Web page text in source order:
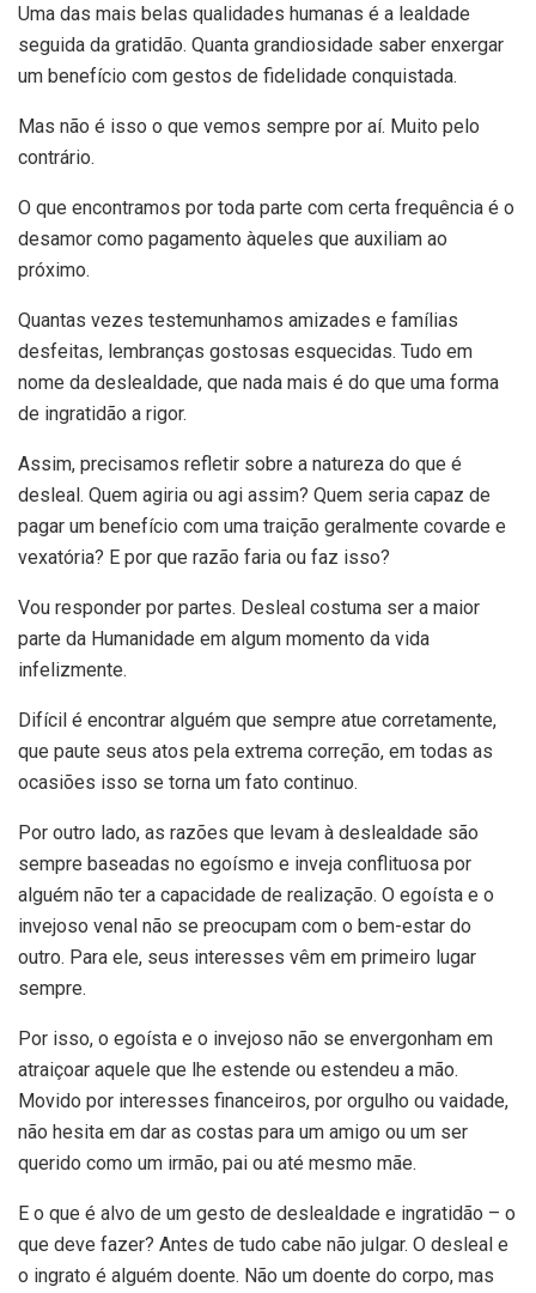
Uma das mais belas qualidades humanas é a lealdade
seguida da gratidão. Quanta grandiosidade saber enxergar
um benefício com gestos de fidelidade conquistada.
Mas não é isso o que vemos sempre por aí. Muito pelo
contrário.
O que encontramos por toda parte com certa frequência é o
desamor como pagamento àqueles que auxiliam ao
próximo.
Quantas vezes testemunhamos amizades e famílias
desfeitas, lembranças gostosas esquecidas. Tudo em
nome da deslealdade, que nada mais é do que uma forma
de ingratidão a rigor.
Assim, precisamos refletir sobre a natureza do que é
desleal. Quem agiria ou agi assim? Quem seria capaz de
pagar um benefício com uma traição geralmente covarde e
vexatória? E por que razão faria ou faz isso?
Vou responder por partes. Desleal costuma ser a maior
parte da Humanidade em algum momento da vida
infelizmente.
Difícil é encontrar alguém que sempre atue corretamente,
que paute seus atos pela extrema correção, em todas as
ocasiões isso se torna um fato continuo.
Por outro lado, as razões que levam à deslealdade são
sempre baseadas no egoísmo e inveja conflituosa por
alguém não ter a capacidade de realização. O egoísta e o
invejoso venal não se preocupam com o bem-estar do
outro. Para ele, seus interesses vêm em primeiro lugar
sempre.
Por isso, o egoísta e o invejoso não se envergonham em
atraiçoar aquele que lhe estende ou estendeu a mão.
Movido por interesses financeiros, por orgulho ou vaidade,
não hesita em dar as costas para um amigo ou um ser
querido como um irmão, pai ou até mesmo mãe.
E o que é alvo de um gesto de deslealdade e ingratidão – o
que deve fazer? Antes de tudo cabe não julgar. O desleal e
o ingrato é alguém doente. Não um doente do corpo, mas